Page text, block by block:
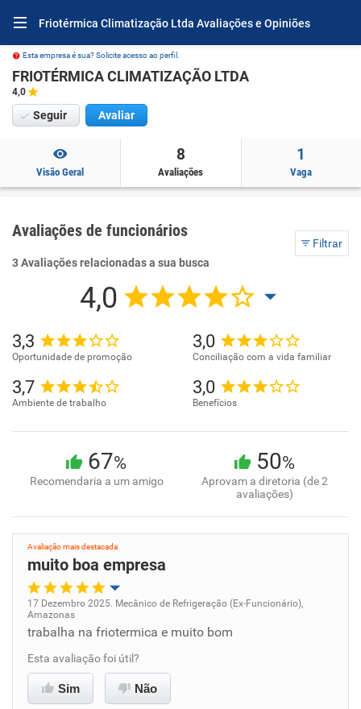
Friotérmica Climatização Ltda Avaliações e Opiniões
Esta empresa é sua? Solicite acesso ao perfil.
FRIOTÉRMICA CLIMATIZAÇÃO LTDA
4,0
Seguir Avaliar
Visão Geral
8
Avaliações
1
Vaga
Avaliações de funcionários
Filtrar
3 Avaliações relacionadas a sua busca
4,0
3,3
Oportunidade de promoção
3,0
Conciliação com a vida familiar
3,7
Ambiente de trabalho
3,0
Benefícios
67%
Recomendaria a um amigo
50%
Aprovam a diretoria (de 2
avaliações)
Avaliação mais destacada
muito boa empresa
Oportunidade de promoção
Ambiente de trabalho
Conciliação com a vida familiar
17 Dezembro 2025. Mecânico de Refrigeração (Ex-Funcionário),
Amazonas
trabalha na friotermica e muito bom
Esta avaliação foi útil?
Sim Não